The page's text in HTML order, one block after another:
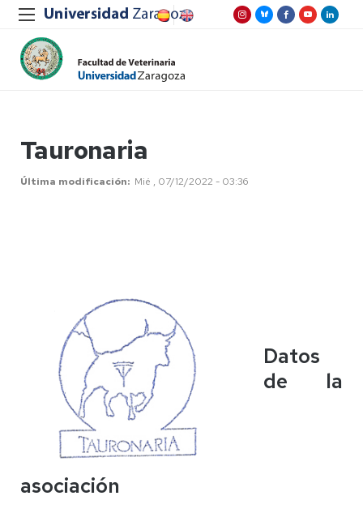
Tauronaria
Última modificación Mié , 07/12/2022 - 03:36
Datos
de la
asociación